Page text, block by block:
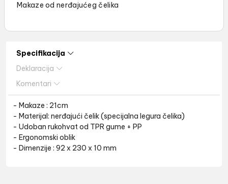
Makaze od nerđajućeg čelika
Specifikacija
Deklaracija
Komentari
- Makaze : 21cm
- Materijal: nerđajući čelik (specijalna legura čelika)
- Udoban rukohvat od TPR gume + PP
- Ergonomski oblik
- Dimenzije : 92 x 230 x 10 mm